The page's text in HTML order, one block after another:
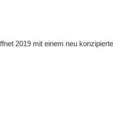
2019 mit einem neu